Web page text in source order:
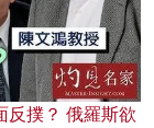
反撲？ 俄羅斯欲